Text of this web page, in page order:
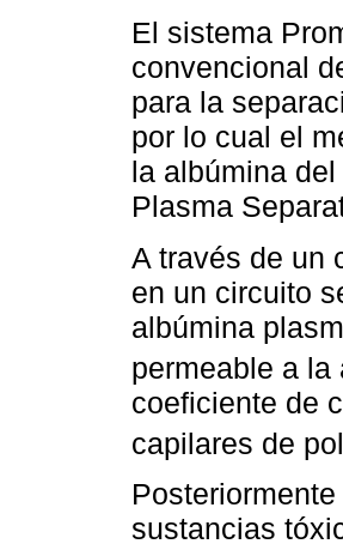
El sistema
convencional
para la
por lo cual el
la albúmina
Plasma
A través de un
en un circuito
albúmina
permeable a la
coeficiente de
capilares de
sustancias